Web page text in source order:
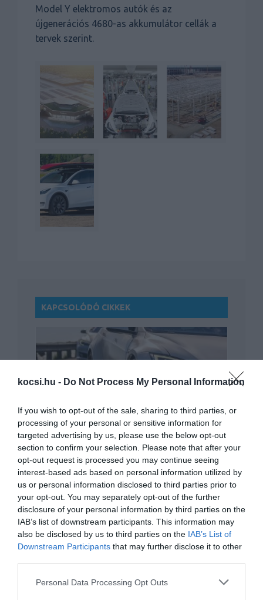
kocsi.hu - Do Not Process My Personal Information
If you wish to opt-out of the sale, sharing to third parties, or
processing of your personal or sensitive information for
targeted advertising by us, please use the below opt-out
section to confirm your selection. Please note that after your
opt-out request is processed you may continue seeing
interest-based ads based on personal information utilized by
us or personal information disclosed to third parties prior to
your opt-out. You may separately opt-out of the further
disclosure of your personal information by third parties on the
IAB’s list of downstream participants. This information may
also be disclosed by us to third parties on the IAB’s List of
Downstream Participants that may further disclose it to other
Please note that this website/app uses one or more Google
Personal Data Processing Opt Outs
Model Y elektromos autók és az
újgenerációs 4680-as akkumulátor cellák a
tervek szerint.
KAPCSOLÓDÓ CIKKEK
Alaposan rálicitálhat a konkurenciára a
Tesla…
Egy évet minimum késik a Tesla kamionja